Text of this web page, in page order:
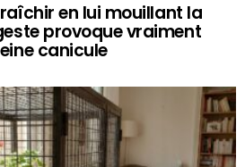
en lui mouillant la
provoque vraiment
canicule